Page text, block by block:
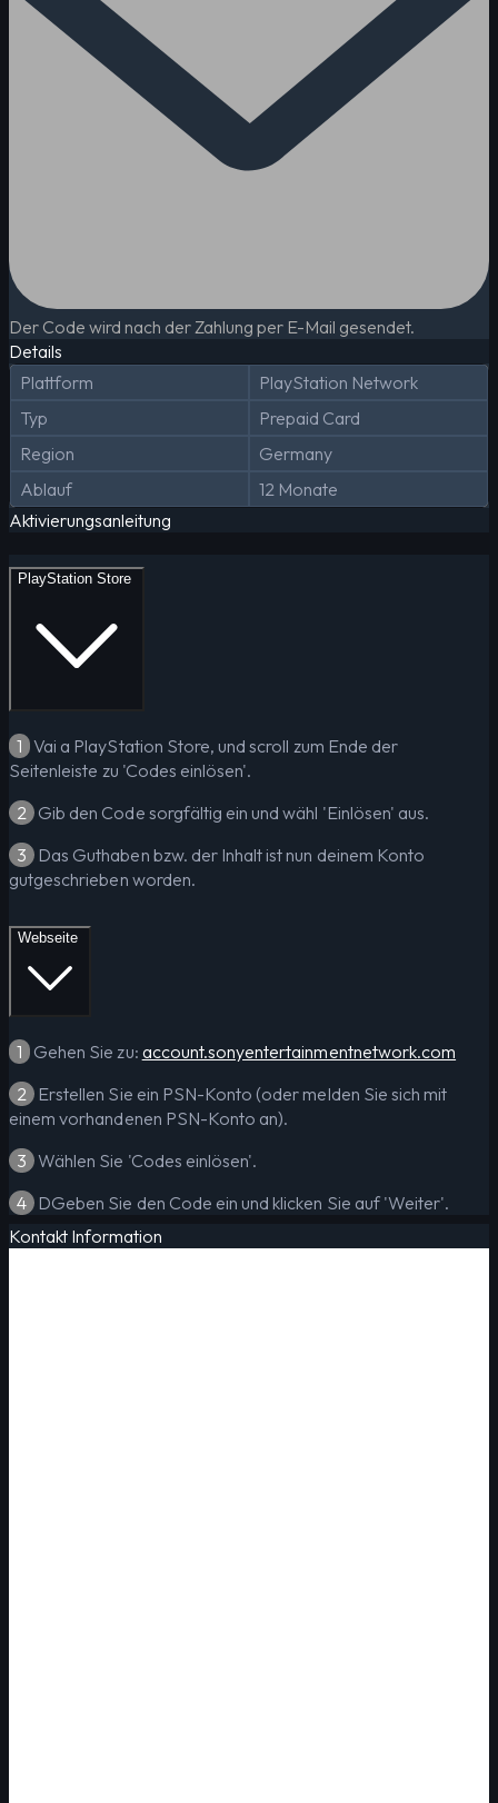
Der Code wird nach der Zahlung per E-Mail gesendet.
Details
Plattform
PlayStation Network
Typ
Prepaid Card
Region
Germany
Ablauf
12 Monate
Aktivierungsanleitung
PlayStation Store
1 Vai a PlayStation Store, und scroll zum Ende der
Seitenleiste zu 'Codes einlösen'.
2 Gib den Code sorgfältig ein und wähl 'Einlösen' aus.
3 Das Guthaben bzw. der Inhalt ist nun deinem Konto
gutgeschrieben worden.
Webseite
1 Gehen Sie zu: account.sonyentertainmentnetwork.com
2 Erstellen Sie ein PSN-Konto (oder melden Sie sich mit
einem vorhandenen PSN-Konto an).
3 Wählen Sie 'Codes einlösen'.
4 DGeben Sie den Code ein und klicken Sie auf 'Weiter'.
Kontakt Information